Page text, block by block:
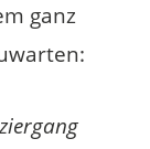
ganz